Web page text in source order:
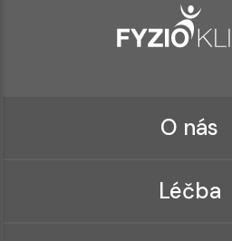
O nás
Léčba